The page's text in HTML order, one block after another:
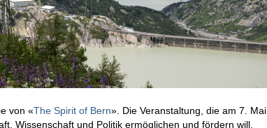
von «The Spirit of Bern». Die Veranstaltung, die am 7. Mai
Wissenschaft und Politik ermöglichen und fördern will.